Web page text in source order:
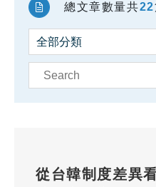
總文章數量共22
從台韓制度差異